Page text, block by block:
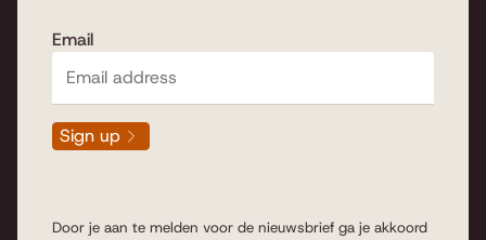
Email
Sign up
Door je aan te melden voor de nieuwsbrief ga je akkoord